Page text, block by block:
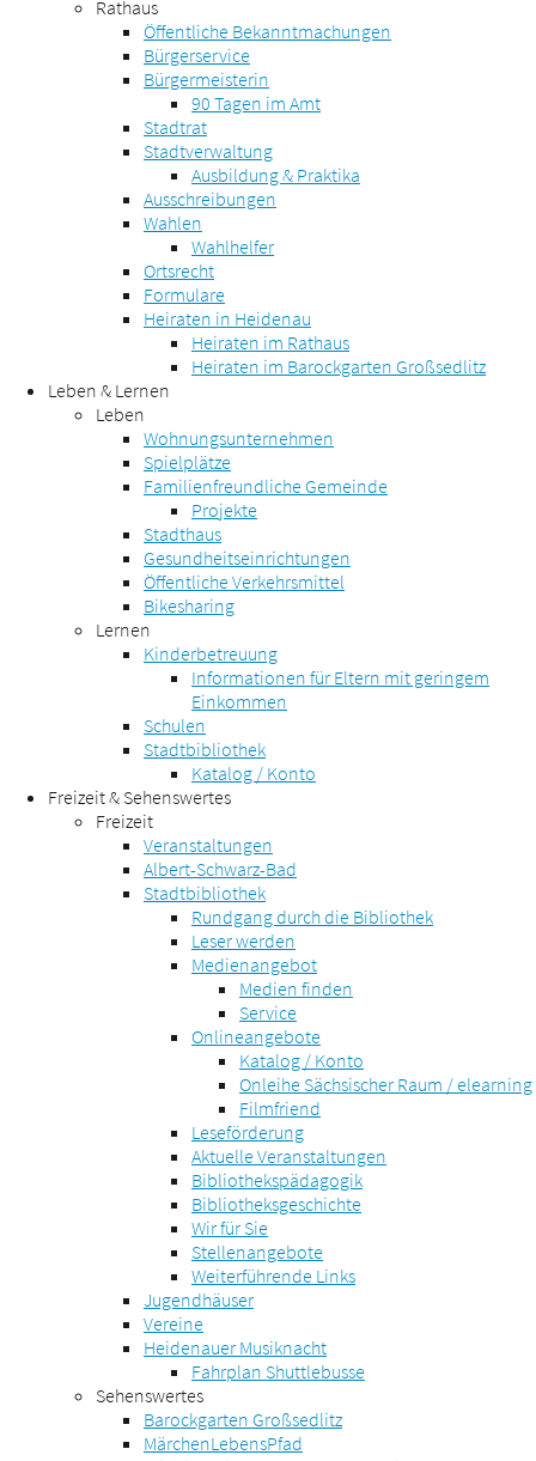
Rathaus
Öffentliche Bekanntmachungen
Bürgerservice
Bürgermeisterin
90 Tagen im Amt
Stadtrat
Stadtverwaltung
Ausbildung & Praktika
Ausschreibungen
Wahlen
Wahlhelfer
Ortsrecht
Formulare
Heiraten in Heidenau
Heiraten im Rathaus
Heiraten im Barockgarten Großsedlitz
Leben & Lernen
Leben
Wohnungsunternehmen
Spielplätze
Familienfreundliche Gemeinde
Projekte
Stadthaus
Gesundheitseinrichtungen
Öffentliche Verkehrsmittel
Bikesharing
Lernen
Kinderbetreuung
Informationen für Eltern mit geringem
Einkommen
Schulen
Stadtbibliothek
Katalog / Konto
Freizeit & Sehenswertes
Freizeit
Veranstaltungen
Albert-Schwarz-Bad
Stadtbibliothek
Rundgang durch die Bibliothek
Leser werden
Medienangebot
Medien finden
Service
Onlineangebote
Katalog / Konto
Onleihe Sächsischer Raum / elearning
Filmfriend
Leseförderung
Aktuelle Veranstaltungen
Bibliothekspädagogik
Bibliotheksgeschichte
Wir für Sie
Stellenangebote
Weiterführende Links
Jugendhäuser
Vereine
Heidenauer Musiknacht
Fahrplan Shuttlebusse
Sehenswertes
Barockgarten Großsedlitz
MärchenLebensPfad